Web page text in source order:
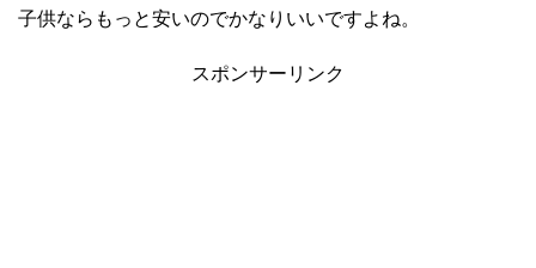
子供ならもっと安いのでかなりいいですよね。
スポンサーリンク